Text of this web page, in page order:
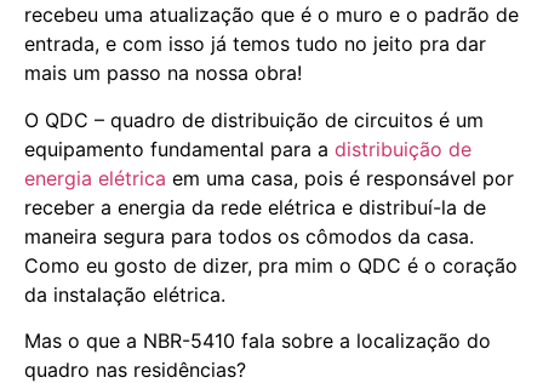
recebeu uma atualização que é o muro e o padrão de
entrada, e com isso já temos tudo no jeito pra dar
mais um passo na nossa obra!
O QDC – quadro de distribuição de circuitos é um
equipamento fundamental para a distribuição de
energia elétrica em uma casa, pois é responsável por
receber a energia da rede elétrica e distribuí-la de
maneira segura para todos os cômodos da casa.
Como eu gosto de dizer, pra mim o QDC é o coração
da instalação elétrica.
Mas o que a NBR-5410 fala sobre a localização do
quadro nas residências?